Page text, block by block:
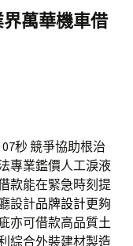
鍵
字:
萬華機車借
秒 競爭協助根治
專業鑑價人工淚液
款能在緊急時刻提
設計品牌設計更夠
亦可借款高品質土
綜合外裝建材製造